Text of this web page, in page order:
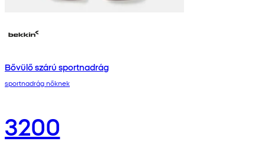
Bővülő szárú sportnadrág
sportnadrág nőknek
3200